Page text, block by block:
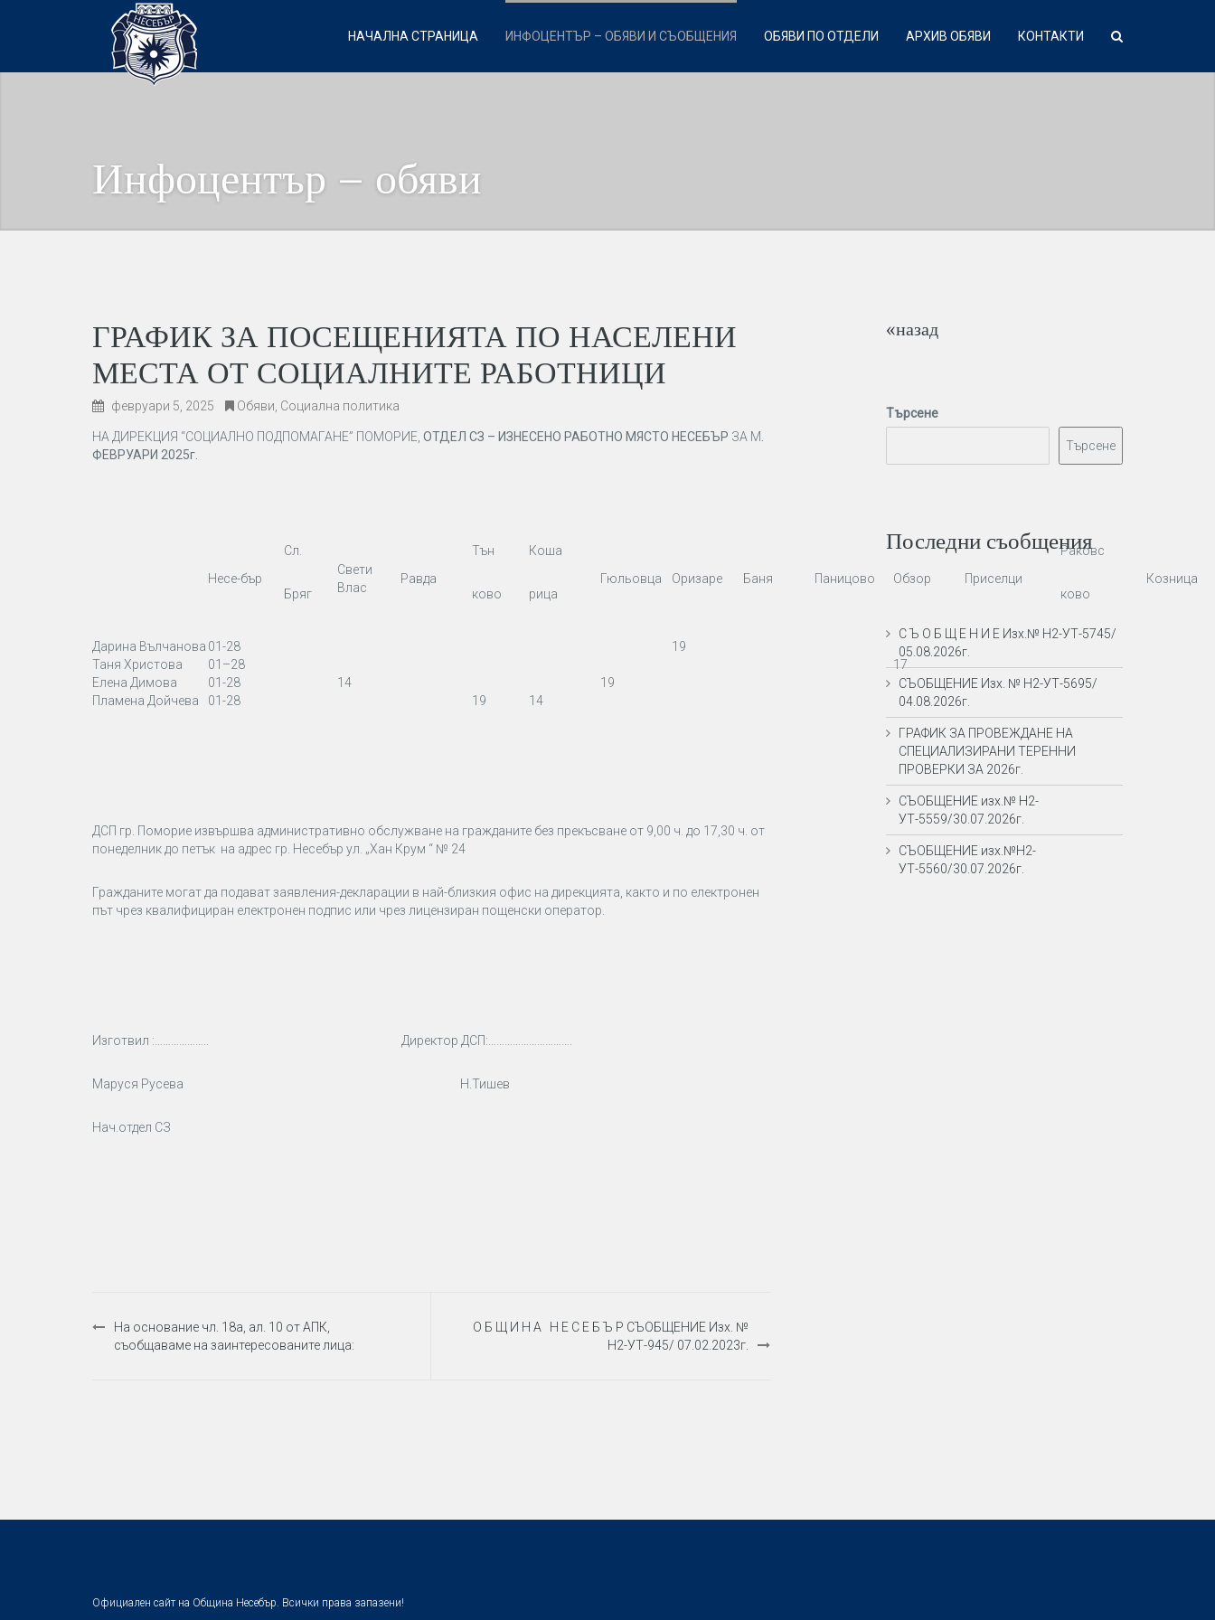
НАЧАЛНА СТРАНИЦА ИНФОЦЕНТЪР – ОБЯВИ И СЪОБЩЕНИЯ ОБЯВИ ПО ОТДЕЛИ АРХИВ ОБЯВИ КОНТАКТИ
Инфоцентър – обяви
ГРАФИК ЗА ПОСЕЩЕНИЯТА ПО НАСЕЛЕНИ
МЕСТА ОТ СОЦИАЛНИТЕ РАБОТНИЦИ
февруари 5, 2025 Обяви Социална политика
НА ДИРЕКЦИЯ “СОЦИАЛНО ПОДПОМАГАНЕ” ПОМОРИЕ, ОТДЕЛ СЗ – ИЗНЕСЕНО РАБОТНО МЯСТО НЕСЕБЪР ЗА М
ФЕВРУАРИ 2025г.
Несе-бър
Сл.
Бряг
Свети
Влас
Равда
Тън
ково
Коша
рица
Гюльовца Оризаре Баня Паницово Обзор Приселци
Раковс
ково
Козница
Дарина Вълчанова 01-28
19
Таня Христова
01–28
17
Елена Димова
01-28 14
19
Пламена Дойчева
01-28 19 14
ДСП гр. Поморие извършва административно обслужване на гражданите без прекъсване от 9,00 ч. до 17,30 ч. от
понеделник до петък на адрес гр. Несебър ул. „Хан Крум “ № 24
Гражданите могат да подават заявления-декларации в най-близкия офис на дирекцията, както и по електронен
път чрез квалифициран електронен подпис или чрез лицензиран пощенски оператор.
Изготвил :……………….. Директор ДСП:………………………….
Маруся Русева Н.Тишев
Нач.отдел СЗ
На основание чл. 18а, ал. 10 от АПК,
съобщаваме на заинтересованите лица:
О Б Щ И Н А Н Е С Е Б Ъ Р СЪОБЩЕНИЕ Изх. №
Н2-УТ-945/ 07.02.2023г.
«назад
Търсене
Търсене
Последни съобщения
С Ъ О Б Щ Е Н И Е Изх.№ Н2-УТ-5745/
05.08.2026г.
СЪОБЩЕНИЕ Изх. № Н2-УТ-5695/
04.08.2026г.
ГРАФИК ЗА ПРОВЕЖДАНЕ НА
СПЕЦИАЛИЗИРАНИ ТЕРЕННИ
ПРОВЕРКИ ЗА 2026г.
СЪОБЩЕНИЕ изх.№ Н2-
УТ-5559/30.07.2026г.
СЪОБЩЕНИЕ изх.№Н2-
УТ-5560/30.07.2026г.
Официален сайт на Община Несебър. Всички права запазени!